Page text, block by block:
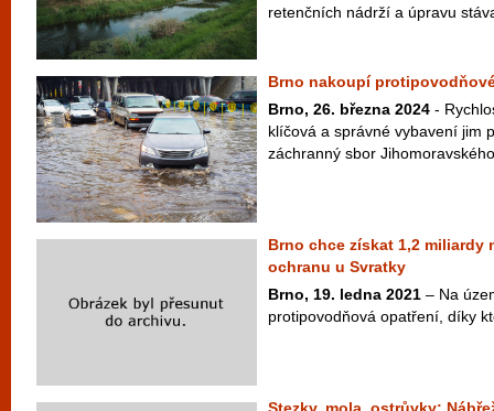
retenčních nádrží a úpravu
Brno nakoupí
Brno, 26. března 2024 -
klíčová a správné vybavení jim
záchranný sbor
Brno chce získat 1,2
ochranu u Svratky
Brno, 19. ledna 2021 – Na
protipovodňová opatření, díky